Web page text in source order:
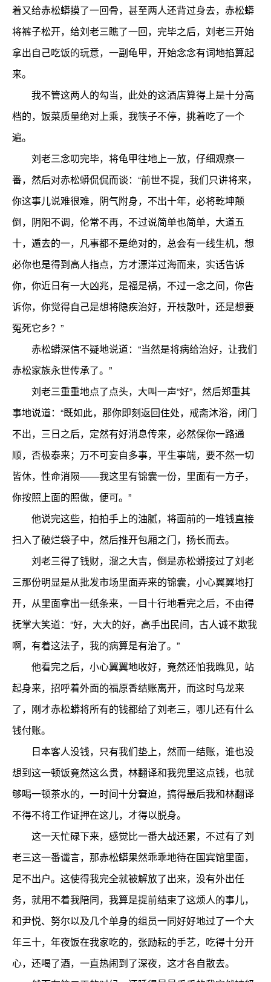
着又给赤松蟒摸了一回骨，甚至两人还背过身去，赤松蟒
将裤子松开，给刘老三瞧了一回，完毕之后，刘老三开始
拿出自己吃饭的玩意，一副龟甲，开始念念有词地掐算起
来。
我不管这两人的勾当，此处的这酒店算得上是十分高
档的，饭菜质量绝对上乘，我筷子不停，挑着吃了一个
遍。
刘老三念叨完毕，将龟甲往地上一放，仔细观察一
番，然后对赤松蟒侃侃而谈：“前世不提，我们只讲将来，
你这事儿说难很难，阴气附身，不出十年，必将乾坤颠
倒，阴阳不调，伦常不再，不过说简单也简单，大道五
十，遁去的一，凡事都不是绝对的，总会有一线生机，想
必你也是得到高人指点，方才漂洋过海而来，实话告诉
你，你近日有一大凶兆，是福是祸，不过一念之间，你告
诉你，你觉得自己是想将隐疾治好，开枝散叶，还是想要
冤死它乡？”
赤松蟒深信不疑地说道：“当然是将病给治好，让我们
赤松家族永世传承了。”
刘老三重重地点了点头，大叫一声“好”，然后郑重其
事地说道：“既如此，那你即刻返回住处，戒斋沐浴，闭门
不出，三日之后，定然有好消息传来，必然保你一路通
顺，否极泰来；万不可妄自多事，平生事端，要不然一切
皆休，性命消陨——我这里有锦囊一份，里面有一方子，
你按照上面的照做，便可。”
他说完这些，拍拍手上的油腻，将面前的一堆钱直接
扫入了破烂袋子中，然后推开包厢之门，扬长而去。
刘老三得了钱财，溜之大吉，倒是赤松蟒接过了刘老
三那份明显是从批发市场里面弄来的锦囊，小心翼翼地打
开，从里面拿出一纸条来，一目十行地看完之后，不由得
抚掌大笑道：“好，大大的好，高手出民间，古人诚不欺我
啊，有着这法子，我的病算是有治了。”
他看完之后，小心翼翼地收好，竟然还怕我瞧见，站
起身来，招呼着外面的福原香结账离开，而这时乌龙来
了，刚才赤松蟒将所有的钱都给了刘老三，哪儿还有什么
钱付账。
日本客人没钱，只有我们垫上，然而一结账，谁也没
想到这一顿饭竟然这么贵，林翻译和我兜里这点钱，也就
够喝一顿茶水的，一时间十分窘迫，搞得最后我和林翻译
不得不将工作证押在这儿，才得以脱身。
这一天忙碌下来，感觉比一番大战还累，不过有了刘
老三这一番谶言，那赤松蟒果然乖乖地待在国宾馆里面，
足不出户。这使得我完全就被解放了出来，没有外出任
务，就用不着我陪同，我算是提前结束了这烦人的事儿，
和尹悦、努尔以及几个单身的组员一同好好地过了一个大
年三十，年夜饭在我家吃的，张励耘的手艺，吃得十分开
心，还喝了酒，一直热闹到了深夜，这才各自散去。